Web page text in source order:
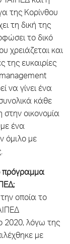
της Κορίνθου
τη δική της
το δικό
χρειάζεται και
της ευκαιρίες
management
να γίνει ένα
κάθε
στην οικονομία
ένα
όμιλο με
πρόγραμμα
οποία το
2020, λόγω της
με